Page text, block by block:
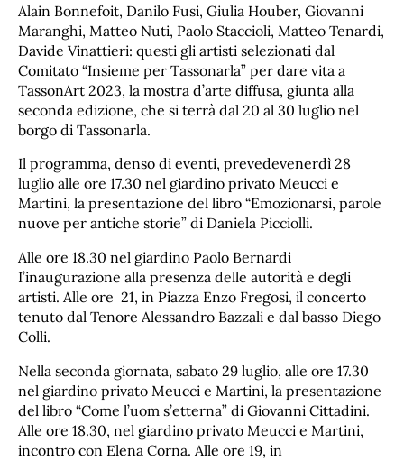
Alain Bonnefoit, Danilo Fusi, Giulia Houber, Giovanni
Maranghi, Matteo Nuti, Paolo Staccioli, Matteo Tenardi,
Davide Vinattieri: questi gli artisti selezionati dal
Comitato “Insieme per Tassonarla” per dare vita a
TassonArt 2023, la mostra d’arte diffusa, giunta alla
seconda edizione, che si terrà dal 20 al 30 luglio nel
borgo di Tassonarla.
Il programma, denso di eventi, prevedevenerdì 28
luglio alle ore 17.30 nel giardino privato Meucci e
Martini, la presentazione del libro “Emozionarsi, parole
nuove per antiche storie” di Daniela Picciolli.
Alle ore 18.30 nel giardino Paolo Bernardi
I’inaugurazione alla presenza delle autorità e degli
artisti. Alle ore 21, in Piazza Enzo Fregosi, il concerto
tenuto dal Tenore Alessandro Bazzali e dal basso Diego
Colli.
Nella seconda giornata, sabato 29 luglio, alle ore 17.30
nel giardino privato Meucci e Martini, la presentazione
del libro “Come l’uom s’etterna” di Giovanni Cittadini.
Alle ore 18.30, nel giardino privato Meucci e Martini,
incontro con Elena Corna. Alle ore 19, in